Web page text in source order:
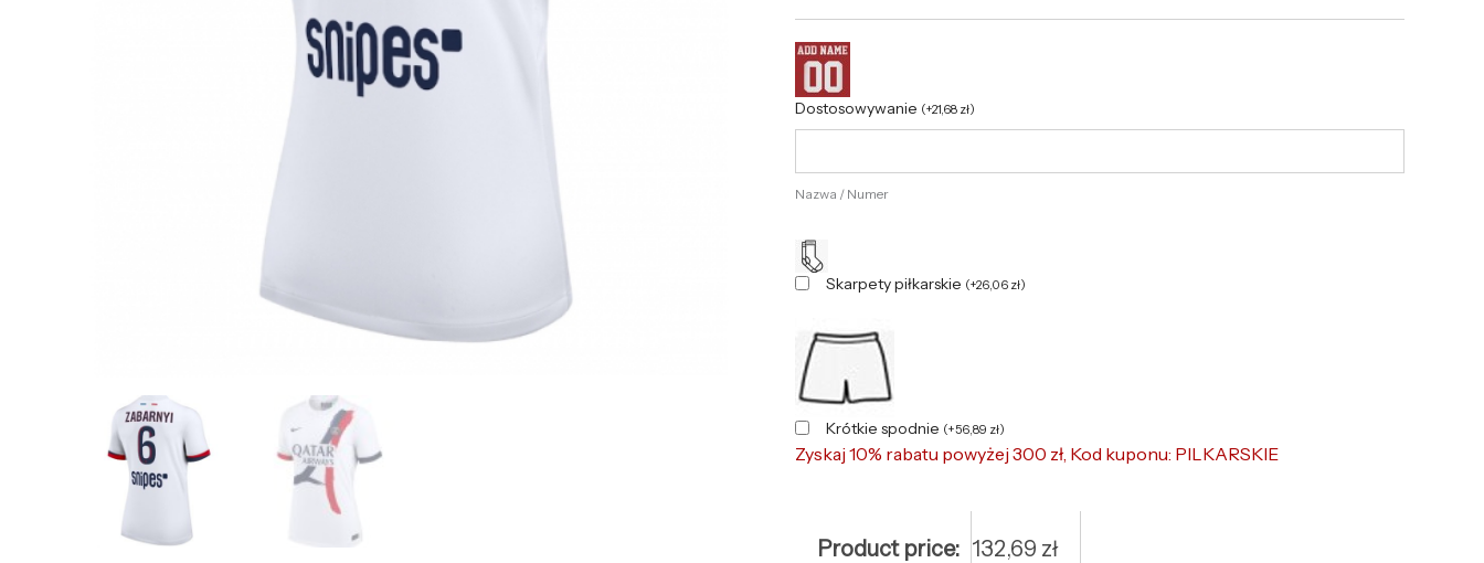
Dostosowywanie (+21,68 zł)
Nazwa / Numer
Skarpety piłkarskie (+26,06 zł)
Krótkie spodnie (+56,89 zł)
Zyskaj 10% rabatu powyżej 300 zł, Kod kuponu: PILKARSKIE
Product price: 132,69 zł